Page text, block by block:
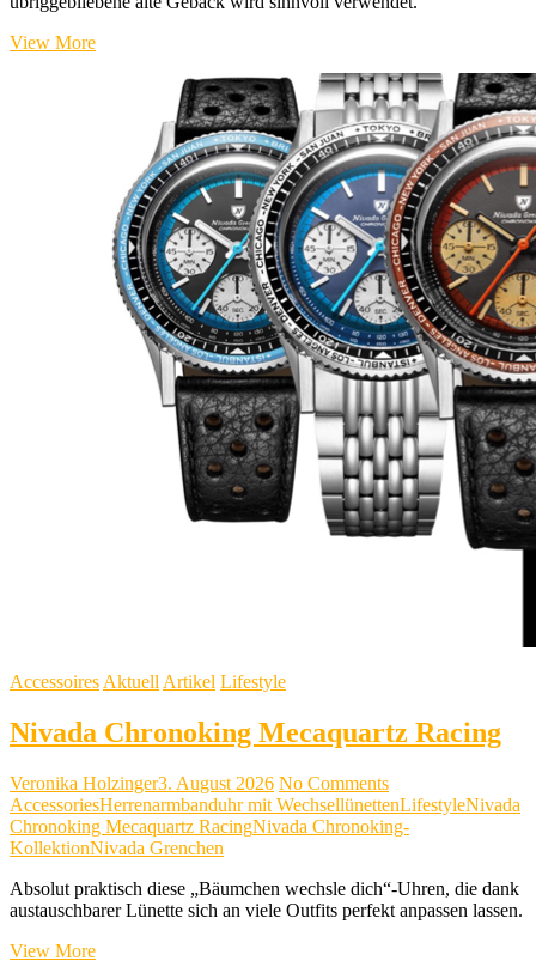
View MoreBasilikum-
AccessoiresAktuellArtikel Lifestyle
Nivada Chronoking Mecaquartz Racing
Veronika Holzinger3. August 2026 No Comments
AccessoriesHerrenarmbanduhr mit WechsellünettenLifestyleNivada
Chronoking Mecaquartz RacingNivada Chronoking-
KollektionNivada Grenchen
Absolut praktisch diese „Bäumchen wechsle dich“-Uhren, die dank
austauschbarer Lünette sich an viele Outfits perfekt anpassen lassen.
View MoreNivada